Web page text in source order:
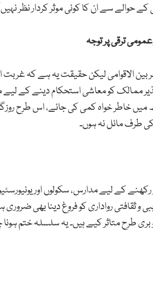
حوالے سے ان کا کوئی موثر کردار نظر نہیں
پھر بین الاقوامی لیکن حقیقت یہ ہے کہ
پذیر ممالک کو معاشی استحکام دینے کے
خاطر خواہ کمی کی جائے، اس طرح
کی طرف مائل نہ ہوں۔
کے لیے مدارس، سکولوں اور
و ثقافتی رواداری کو فروغ دینا بھی
طرح متاثر کیے ہیں۔ یہ سلسلہ ختم ہونا